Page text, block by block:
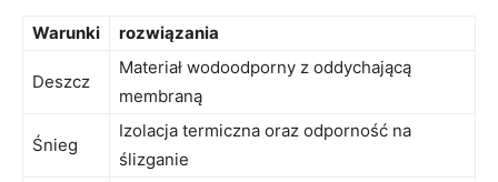
Warunki rozwiązania
Deszcz
Materiał wodoodporny z oddychającą
membraną
Śnieg
Izolacja termiczna oraz odporność na
ślizganie